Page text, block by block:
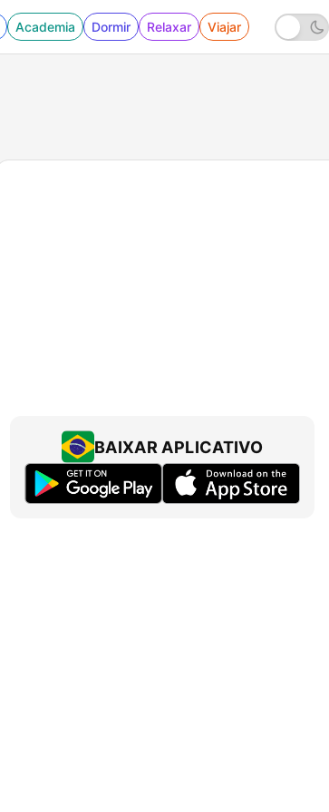
Academia Dormir Relaxar Viajar
BAIXAR APLICATIVO